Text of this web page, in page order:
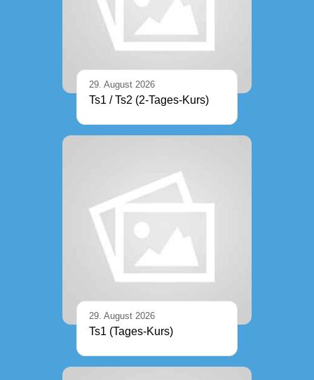
29. August 2026
Ts1 / Ts2 (2-Tages-Kurs)
29. August 2026
Ts1 (Tages-Kurs)